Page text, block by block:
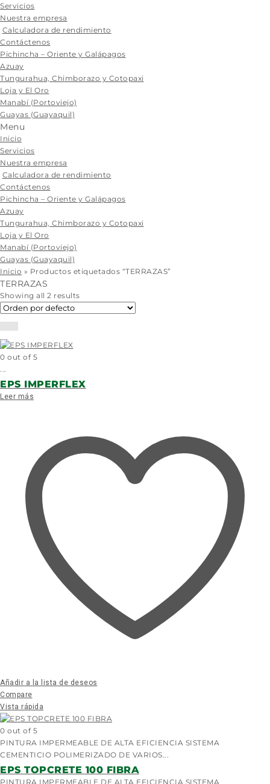
to
content
Servicios
Nuestra empresa
Calculadora de rendimiento
Contáctenos
Pichincha – Oriente y Galápagos
Azuay
Tungurahua, Chimborazo y Cotopaxi
Loja y El Oro
Manabí (Portoviejo)
Guayas (Guayaquil)
Menu
Inicio
Servicios
Nuestra empresa
Calculadora de rendimiento
Contáctenos
Pichincha – Oriente y Galápagos
Azuay
Tungurahua, Chimborazo y Cotopaxi
Loja y El Oro
Manabí (Portoviejo)
Guayas (Guayaquil)
Inicio » Productos etiquetados “TERRAZAS”
TERRAZAS
Showing all 2 results
0 out of 5
EPS IMPERFLEX
Leer más
Añadir a la lista de deseos
Compare
Vista rápida
0 out of 5
PINTURA IMPERMEABLE DE ALTA EFICIENCIA SISTEMA
CEMENTICIO POLIMERIZADO DE VARIOS...
EPS TOPCRETE 100 FIBRA
PINTURA IMPERMEABLE DE ALTA EFICIENCIA SISTEMA